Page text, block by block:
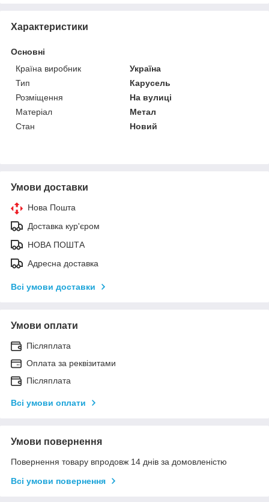
Характеристики
Основні
Країна виробник
Україна
Тип
Карусель
Розміщення
На вулиці
Матеріал
Метал
Стан
Новий
Умови доставки
Нова Пошта
Доставка кур'єром
НОВА ПОШТА
Адресна доставка
Всі умови доставки
Умови оплати
Післяплата
Оплата за реквізитами
Післяплата
Всі умови оплати
Умови повернення
Повернення товару впродовж 14 днів за домовленістю
Всі умови повернення